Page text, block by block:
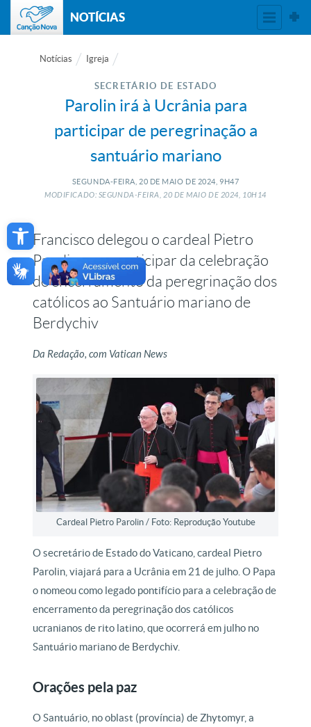
Open toolbar
NOTÍCIAS
Notícias Igreja
SECRETÁRIO DE ESTADO
Parolin irá à Ucrânia para
participar de peregrinação a
santuário mariano
SEGUNDA-FEIRA, 20 DE MAIO DE 2024, 9H47
MODIFICADO: SEGUNDA-FEIRA, 20 DEMAIO DE 2024, 10H14
Francisco delegou o cardeal Pietro
Parolin para participar da celebração
de encerramento da peregrinação dos
católicos ao Santuário mariano de
Berdychiv
Da Redação, com Vatican News
Cardeal Pietro Parolin / Foto: Reprodução Youtube
O secretário de Estado do Vaticano, cardeal Pietro
Parolin, viajará para a Ucrânia em 21 de julho. O Papa
o nomeou como legado pontifício para a celebração de
encerramento da peregrinação dos católicos
ucranianos de rito latino, que ocorrerá em julho no
Santuário mariano de Berdychiv.
Orações pela paz
O Santuário, no oblast (província) de Zhytomyr, a